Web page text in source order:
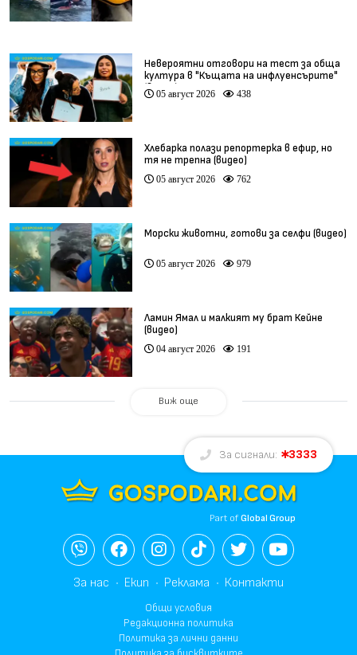
Невероятни отговори на тест за обща
култура в "Къщата на инфлуенсърите"
(видео)
05 август 2026 438
Хлебарка полази репортерка в ефир, но
тя не трепна (видео)
05 август 2026 762
Морски животни, готови за селфи (видео)
05 август 2026 979
Ламин Ямал и малкият му брат Кейне
(видео)
04 август 2026 191
Виж още
За сигнали: 3333
Part ofGlobal Group
За нас Екип Реклама Контакти
Общи условия
Редакционна политика
Политика за лични данни